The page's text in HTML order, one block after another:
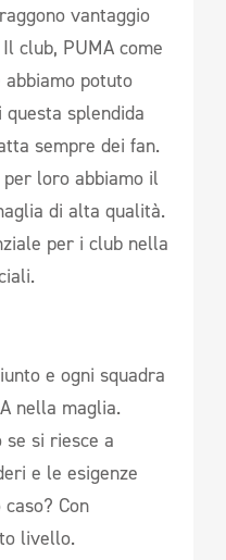
vantaggio
club, PUMA come
potuto
splendida
sempre dei fan.
loro abbiamo il
di alta qualità.
per i club nella
e ogni squadra
nella maglia.
se si riesce a
e le esigenze
Con
livello.